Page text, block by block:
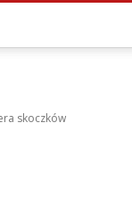
skoczków